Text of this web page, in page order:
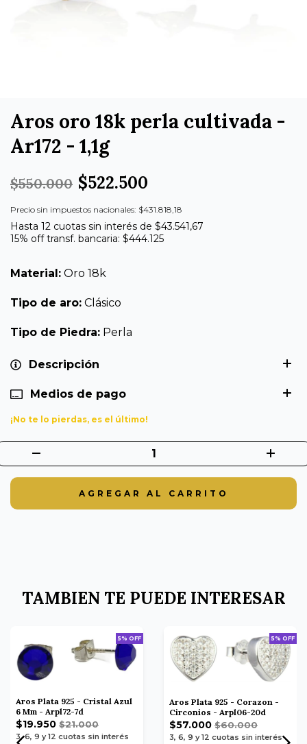
Aros oro 18k perla cultivada -
Ar172 - 1,1g
$550.000 $522.500
Precio sin impuestos nacionales: $431.818,18
Hasta 12 cuotas sin interés de $43.541,67
15% off transf. bancaria: $444.125
Material: Oro 18k
Tipo de aro: Clásico
Tipo de Piedra: Perla
Descripción
Medios de pago
¡No te lo pierdas, es el último!
TAMBIEN TE PUEDE INTERESAR
5% OFF
Aros Plata 925 - Cristal Azul
6 Mm - Arpl72-7d
$19.950 $21.000
3, 6, 9 y 12 cuotas sin interés
5% OFF
Aros Plata 925 - Corazon -
Circonios - Arpl06-20d
$57.000 $60.000
3, 6, 9 y 12 cuotas sin interés